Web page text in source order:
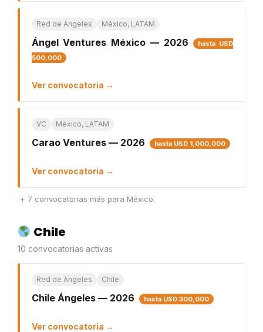
Red de Ángeles México, LATAM
Ángel Ventures México — 2026
hasta USD
500,000
Ver convocatoria →
VC México, LATAM
Carao Ventures — 2026 hasta USD 1,000,000
Ver convocatoria →
+ 7 convocatorias más para México.
Chile
10 convocatorias activas
Red de Ángeles Chile
Chile Ángeles — 2026 hasta USD 300,000
Ver convocatoria →